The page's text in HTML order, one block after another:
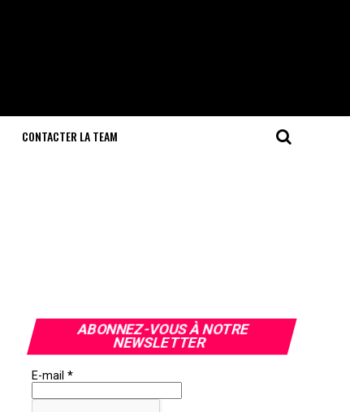
CONTACTER LA TEAM
ABONNEZ-VOUS À NOTRE
NEWSLETTER
E-mail *